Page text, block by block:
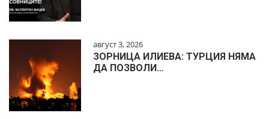
август 3, 2026
ЗОРНИЦА ИЛИЕВА: ТУРЦИЯ НЯМА
ДА ПОЗВОЛИ…